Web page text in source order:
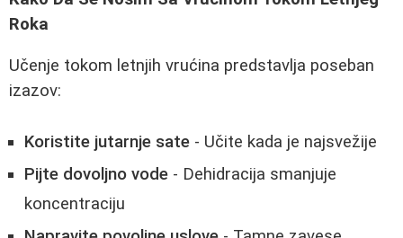
Roka
Učenje tokom letnjih vrućina predstavlja poseban
izazov:
Koristite jutarnje sate - Učite kada je najsvežije
Pijte dovoljno vode - Dehidracija smanjuje
koncentraciju